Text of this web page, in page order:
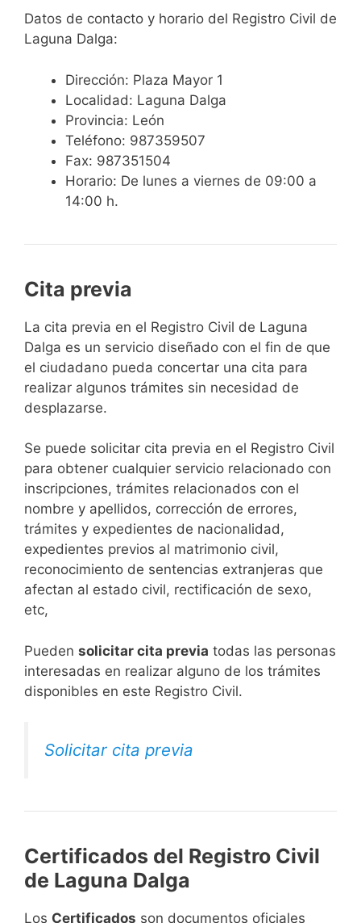
Datos de contacto y horario del Registro Civil de
Laguna Dalga:
Dirección: Plaza Mayor 1
Localidad: Laguna Dalga
Provincia: León
Teléfono: 987359507
Fax: 987351504
Horario: De lunes a viernes de 09:00 a
14:00 h.
Cita previa
​​​​​​​​​​​​​​​​​​​​​​​​​​​​La cita previa en el Registro Civil de Laguna
Dalga es un servicio diseñado con el fin de que
el ciudadano pueda concertar una cita para
realizar algunos trámites sin necesidad de
desplazarse.​
Se puede solicitar cita previa en el Registro Civil
para obtener cualquier servicio relacionado con
inscripciones, trámites relacionados con el
nombre y apellidos, corrección de errores,
trámites y expedientes de nacionalidad,
expedientes previos al matrimonio civil,
reconocimiento de sentencias extranjeras que
afectan al estado civil, rectificación de sexo,
etc,
​Pueden solicitar cita previa todas las personas
interesadas en realizar alguno de los trámites
disponibles en este Registro Civil.​
Solicitar cita previa
Certificados del Registro Civil
de Laguna Dalga
Los Certificados son documentos oficiales